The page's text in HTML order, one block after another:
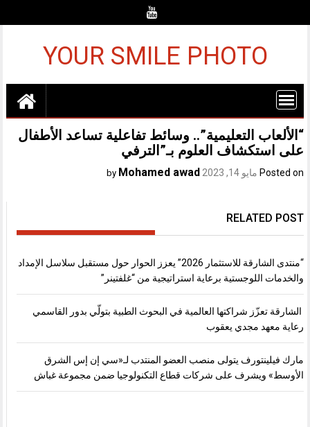
YOUR SMILE PHOTO
“الألعاب التعليمية”.. وسائط تفاعلية تساعد الأطفال
على استكشاف العلوم بـ”الترفي
Posted on مايو 14, 2023 Mohamed awad
RELATED POST
“منتدى الشارقة للاستثمار 2026” يعزز الحوار حول مستقبل سلاسل الإمداد
والخدمات اللوجستية برعاية استراتيجية من “غلفتينر”
الشارقة تعزّز شراكتها العالمية في البحوث الطبية بتولّي بدور القاسمي
رعاية معهد مجدي يعقوب
مارك فيلينتورف يتولى منصب العضو المنتدب لـ«سي إن إس الشرق
الأوسط» ويشرف على شركات قطاع التكنولوجيا ضمن مجموعة غباش